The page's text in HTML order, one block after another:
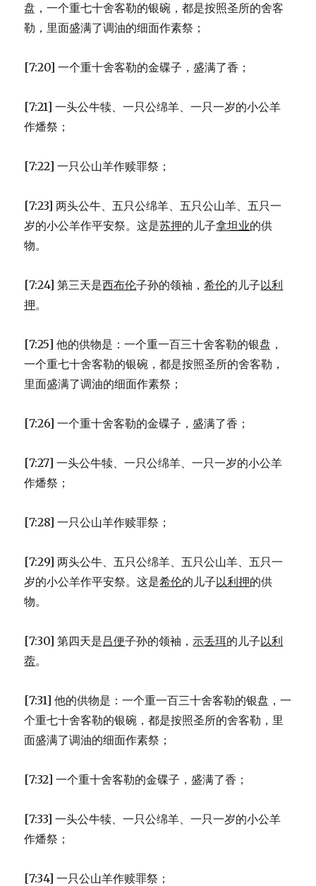
盘，一个重七十舍客勒的银碗，都是按照圣所的舍客
勒，里面盛满了调油的细面作素祭；
[7:20] 一个重十舍客勒的金碟子，盛满了香；
[7:21] 一头公牛犊、一只公绵羊、一只一岁的小公羊
作燔祭；
[7:22] 一只公山羊作赎罪祭；
[7:23] 两头公牛、五只公绵羊、五只公山羊、五只一
岁的小公羊作平安祭。这是苏押的儿子拿坦业的供
物。
[7:24] 第三天是西布伦子孙的领袖，希伦的儿子以利
押。
[7:25] 他的供物是：一个重一百三十舍客勒的银盘，
一个重七十舍客勒的银碗，都是按照圣所的舍客勒，
里面盛满了调油的细面作素祭；
[7:26] 一个重十舍客勒的金碟子，盛满了香；
[7:27] 一头公牛犊、一只公绵羊、一只一岁的小公羊
作燔祭；
[7:28] 一只公山羊作赎罪祭；
[7:29] 两头公牛、五只公绵羊、五只公山羊、五只一
岁的小公羊作平安祭。这是希伦的儿子以利押的供
物。
[7:30] 第四天是吕便子孙的领袖，示丢珥的儿子以利
蓿。
[7:31] 他的供物是：一个重一百三十舍客勒的银盘，一
个重七十舍客勒的银碗，都是按照圣所的舍客勒，里
面盛满了调油的细面作素祭；
[7:32] 一个重十舍客勒的金碟子，盛满了香；
[7:33] 一头公牛犊、一只公绵羊、一只一岁的小公羊
作燔祭；
[7:34] 一只公山羊作赎罪祭；